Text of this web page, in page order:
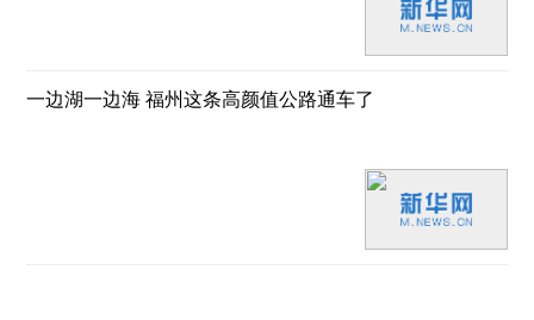
一边湖一边海 福州这条高颜值公路通车了